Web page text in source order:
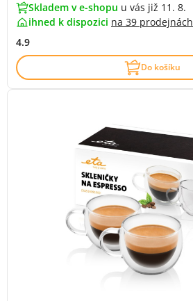
Skladem v e-shopu u vás již 11. 8.
ihned k dispozici na 39 prodejnách
4.9
Do košíku